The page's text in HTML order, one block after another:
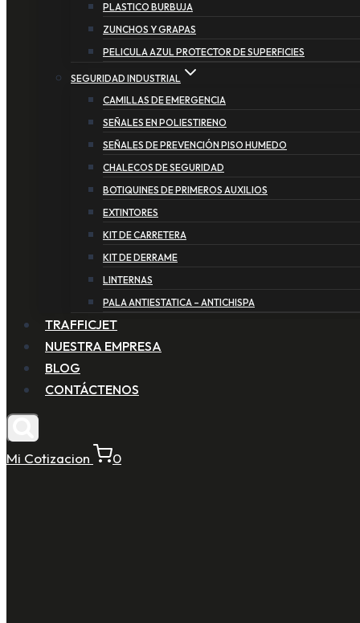
PLASTICO BURBUJA
ZUNCHOS Y GRAPAS
PELICULA AZUL PROTECTOR DE SUPERFICIES
SEGURIDAD INDUSTRIAL
CAMILLAS DE EMERGENCIA
SEÑALES EN POLIESTIRENO
SEÑALES DE PREVENCIÓN PISO HUMEDO
CHALECOS DE SEGURIDAD
BOTIQUINES DE PRIMEROS AUXILIOS
EXTINTORES
KIT DE CARRETERA
KIT DE DERRAME
LINTERNAS
PALA ANTIESTATICA – ANTICHISPA
TRAFFICJET
NUESTRA EMPRESA
BLOG
CONTÁCTENOS
Mi Cotizacion 0